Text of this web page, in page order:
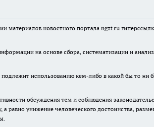
новостного портала ngzt.ru
на основе сбора, систематизации и
использованию кем-либо в какой бы то
обсуждения тем и соблюдения
унижение человеческого достоинства,